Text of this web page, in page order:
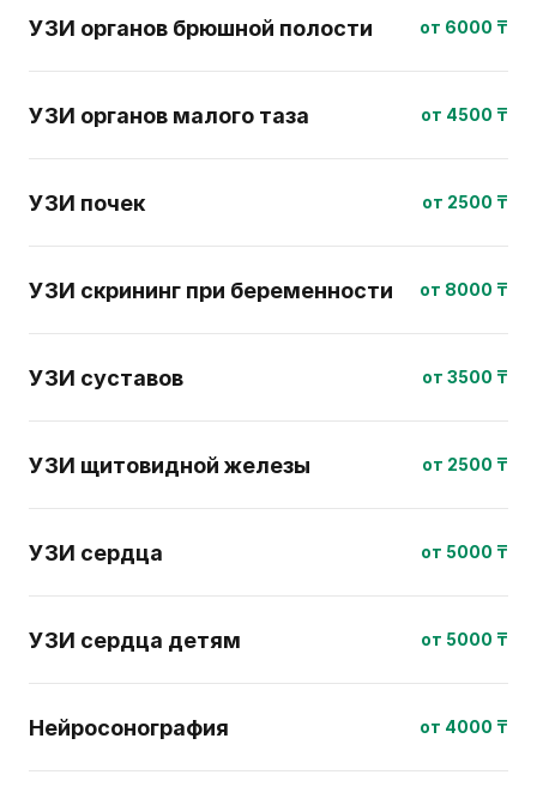
УЗИ органов брюшной полости от 6000 ₸
УЗИ органов малого таза от 4500 ₸
УЗИ почек от 2500 ₸
УЗИ скрининг при беременности от 8000 ₸
УЗИ суставов от 3500 ₸
УЗИ щитовидной железы от 2500 ₸
УЗИ сердца от 5000 ₸
УЗИ сердца детям от 5000 ₸
Нейросонография от 4000 ₸